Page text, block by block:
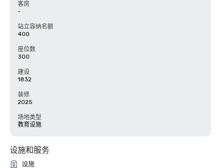
客房
-
站立容纳名额
400
座位数
300
建设
1832
装修
2025
场地类型
教育设施
设施和服务
设施